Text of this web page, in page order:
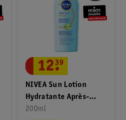
NIVEA Sun Lotion
Hydratante Après-
Soleil Bronze
200ml
12.
39